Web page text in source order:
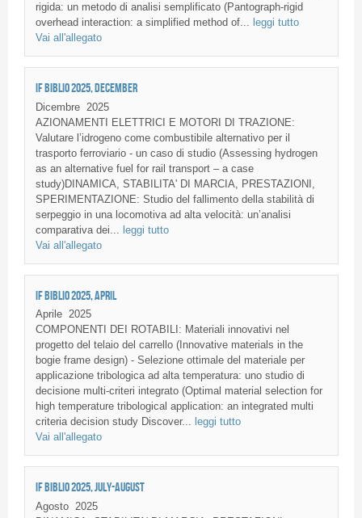
rigida: un metodo di analisi semplificato (Pantograph-rigid
overhead interaction: a simplified method of... leggi tutto
Vai all'allegato
IF BIBLIO 2025, DECEMBER
Dicembre
2025
AZIONAMENTI ELETTRICI E MOTORI DI TRAZIONE:
Valutare l’idrogeno come combustibile alternativo per il
trasporto ferroviario - un caso di studio (Assessing hydrogen
as an alternative fuel for rail transport – a case
study)DINAMICA, STABILITA' DI MARCIA, PRESTAZIONI,
SPERIMENTAZIONE: Studio del fallimento della stabilità di
serpeggio in una locomotiva ad alta velocità: un’analisi
comparativa dei...
leggi tutto
Vai all'allegato
IF BIBLIO 2025, APRIL
Aprile 2025
COMPONENTI DEI ROTABILI: Materiali innovativi nel
progetto del telaio del carrello (Innovative materials in the
bogie frame design) - Selezione ottimale del materiale per
applicazione tribologica ad alta temperatura: uno studio di
decisione multi-criteri integrato (Optimal material selection for
high temperature tribological application: an integrated multi
criteria decision study Discover... leggi tutto
Vai all'allegato
IF BIBLIO 2025, JULY-AUGUST
Agosto 2025